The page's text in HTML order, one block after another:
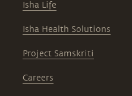
Isha Life
Isha Health Solutions
Project Samskriti
Careers